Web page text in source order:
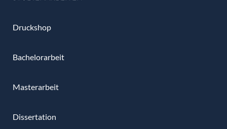
Druckshop
Bachelorarbeit
Masterarbeit
Dissertation